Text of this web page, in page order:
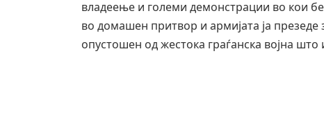
владеење и големи демонстрации во кои
во домашен притвор и армијата ја презеде
опустошен од жестока граѓанска војна што